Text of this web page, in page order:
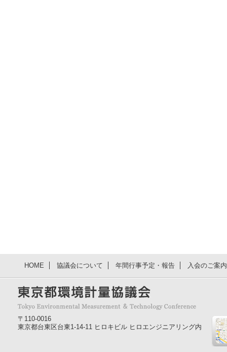
HOME 協議会について 年間行事予定・報告 入会のご案
〒110-0016
東京都台東区台東1-14-11 ヒロキビル ヒロエンジニアリング内